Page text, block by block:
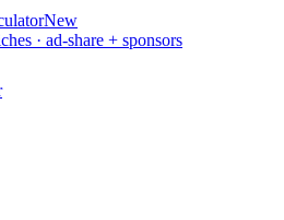
New
· ad-share + sponsors